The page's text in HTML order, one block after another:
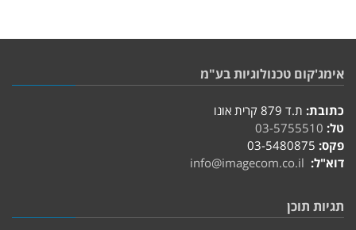
אימג'קום טכנולוגיות בע"מ
כתובת: ת.ד 879 קרית אונו
טל: 03-5755510
פקס:
דוא"ל:
תגיות תוכן